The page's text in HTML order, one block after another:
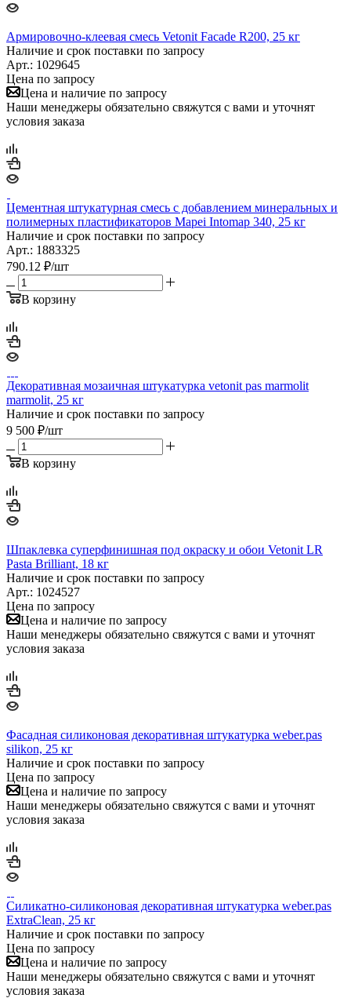
Армировочно-клеевая смесь Vetonit Facade R200, 25 кг
Наличие и срок поставки по запросу
Арт.: 1029645
Цена по запросу
Цена и наличие по запросу
Наши менеджеры обязательно свяжутся с вами и уточнят
условия заказа
Цементная штукатурная смесь с добавлением минеральных и
полимерных пластификаторов Mapei Intomap 340, 25 кг
Наличие и срок поставки по запросу
Арт.: 1883325
790.12 ₽/шт
В корзину
Декоративная мозаичная штукатурка vetonit pas marmolit
marmolit, 25 кг
Наличие и срок поставки по запросу
9 500 ₽/шт
В корзину
Шпаклевка суперфинишная под окраску и обои Vetonit LR
Pasta Brilliant, 18 кг
Наличие и срок поставки по запросу
Арт.: 1024527
Цена по запросу
Цена и наличие по запросу
Наши менеджеры обязательно свяжутся с вами и уточнят
условия заказа
Фасадная силиконовая декоративная штукатурка weber.pas
silikon, 25 кг
Наличие и срок поставки по запросу
Цена по запросу
Цена и наличие по запросу
Наши менеджеры обязательно свяжутся с вами и уточнят
условия заказа
Силикатно-силиконовая декоративная штукатурка weber.pas
ExtraClean, 25 кг
Наличие и срок поставки по запросу
Цена по запросу
Цена и наличие по запросу
Наши менеджеры обязательно свяжутся с вами и уточнят
условия заказа